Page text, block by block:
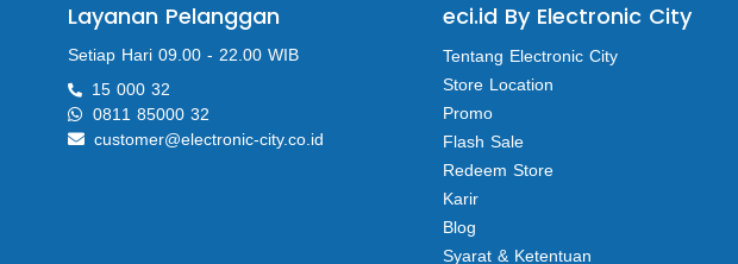
Layanan Pelanggan
Setiap Hari 09.00 - 22.00 WIB
15 000 32
0811 85000 32
customer@electronic-city.co.id
eci.id By Electronic City
Tentang Electronic City
Store Location
Promo
Flash Sale
Redeem Store
Karir
Blog
Syarat & Ketentuan